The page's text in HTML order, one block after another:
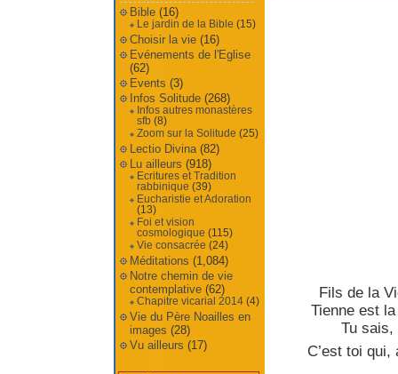
Fils de la
Tienne est
Tu sais,
C’est toi
Bible(16)
Le jardin de la Bible (15)
Choisir la vie(16)
Evénements de l'Eglise
(62)
Events (3)
Infos Solitude(268)
Infos autres monastères
sfb(8)
Zoom sur la Solitude (25)
Lectio Divina(82)
Lu ailleurs (918)
Ecritures et Tradition
rabbinique (39)
Eucharistie et Adoration
(13)
Foi et vision
cosmologique (115)
Vie consacrée (24)
Méditations (1,084)
Notre chemin de vie
contemplative(62)
Chapitre vicarial 2014(4)
Vie du Père Noailles en
images (28)
Vu ailleurs (17)